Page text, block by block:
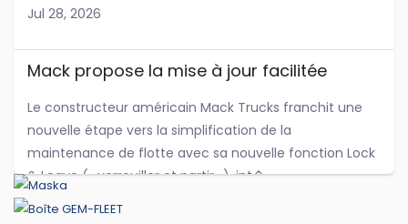
Jul 28, 2026
Mack propose la mise à jour facilitée
Le constructeur américain Mack Trucks franchit une
nouvelle étape vers la simplification de la
maintenance de flotte avec sa nouvelle fonction Lock
& Leave (« verrouiller et partir »), int�...
Jul 27, 2026